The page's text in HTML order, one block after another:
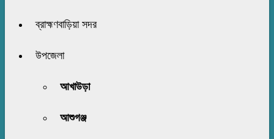
ব্রাহ্মণবাড়িয়া সদর
উপজেলা
আখাউড়া
আশুগঞ্জ